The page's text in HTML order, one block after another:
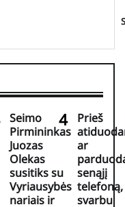
Seimo
Pirmininkas
Juozas
Olekas
susitiks su
Vyriausybės
nariais ir
Prieš
ar
senąjį
telefoną,
svarbu